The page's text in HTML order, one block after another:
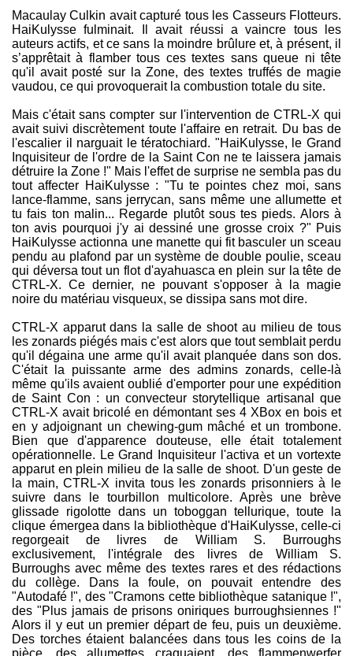
Macaulay Culkin avait capturé tous les Casseurs Flotteurs.
HaiKulysse fulminait. Il avait réussi a vaincre tous les
auteurs actifs, et ce sans la moindre brûlure et, à présent, il
s’apprêtait à flamber tous ces textes sans queue ni tête
qu'il avait posté sur la Zone, des textes truffés de magie
vaudou, ce qui provoquerait la combustion totale du site.
Mais c'était sans compter sur l'intervention de CTRL-X qui
avait suivi discrètement toute l'affaire en retrait. Du bas de
l'escalier il narguait le tératochiard. "HaiKulysse, le Grand
Inquisiteur de l'ordre de la Saint Con ne te laissera jamais
détruire la Zone !" Mais l'effet de surprise ne sembla pas du
tout affecter HaiKulysse : "Tu te pointes chez moi, sans
lance-flamme, sans jerrycan, sans même une allumette et
tu fais ton malin... Regarde plutôt sous tes pieds. Alors à
ton avis pourquoi j'y ai dessiné une grosse croix ?" Puis
HaiKulysse actionna une manette qui fit basculer un sceau
pendu au plafond par un système de double poulie, sceau
qui déversa tout un flot d'ayahuasca en plein sur la tête de
CTRL-X. Ce dernier, ne pouvant s'opposer à la magie
noire du matériau visqueux, se dissipa sans mot dire.
CTRL-X apparut dans la salle de shoot au milieu de tous
les zonards piégés mais c'est alors que tout semblait perdu
qu'il dégaina une arme qu'il avait planquée dans son dos.
C'était la puissante arme des admins zonards, celle-là
même qu'ils avaient oublié d'emporter pour une expédition
de Saint Con : un convecteur storytellique artisanal que
CTRL-X avait bricolé en démontant ses 4 XBox en bois et
en y adjoignant un chewing-gum mâché et un trombone.
Bien que d'apparence douteuse, elle était totalement
opérationnelle. Le Grand Inquisiteur l'activa et un vortexte
apparut en plein milieu de la salle de shoot. D'un geste de
la main, CTRL-X invita tous les zonards prisonniers à le
suivre dans le tourbillon multicolore. Après une brève
glissade rigolotte dans un toboggan tellurique, toute la
clique émergea dans la bibliothèque d'HaiKulysse, celle-ci
regorgeait de livres de William S. Burroughs
exclusivement, l'intégrale des livres de William S.
Burroughs avec même des textes rares et des rédactions
du collège. Dans la foule, on pouvait entendre des
"Autodafé !", des "Cramons cette bibliothèque satanique !",
des "Plus jamais de prisons oniriques burroughsiennes !"
Alors il y eut un premier départ de feu, puis un deuxième.
Des torches étaient balancées dans tous les coins de la